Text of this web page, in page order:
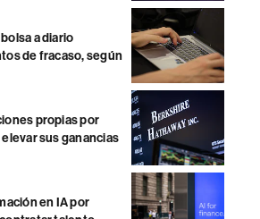
a diario
de fracaso, según
propias por
sus ganancias
en IA por